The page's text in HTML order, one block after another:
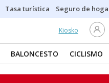
Tasa turística Seguro de
Kiosko
BALONCESTO CICLISMO